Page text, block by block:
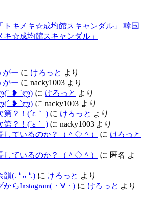
韓国
キ☆成均館スキャンダル」
がー に けろっと より
がー に nacky1003 より
⁠❥⁠ ⁠`⁠ლ⁠) に けろっと より
⁠❥⁠ ⁠`⁠ლ⁠) に nacky1003 より
？！(´ε｀ ) に けろっと より
？！(´ε｀ ) に nacky1003 より
しているのか？（＾◇＾）
に けろっと
しているのか？（＾◇＾）
に 匿名 よ
(⁠.⁠ ⁠❛⁠ ⁠ᴗ⁠ ⁠❛⁠.⁠) に けろっと より
らInstagram(⁠・⁠∀⁠・⁠) に けろっと より